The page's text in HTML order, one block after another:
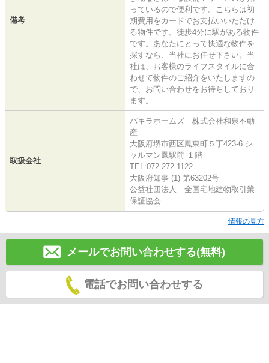
備考
っているので便利です。こちらは初
期費用をカードでお支払いいただけ
る物件です。徒歩4分に駅がある物件
です。あなたにとって快適な物件を
探すなら、当社にお任せ下さい。当
社は、お客様のライフスタイルに合
わせて物件のご紹介をいたしますの
で、お問い合わせをお待ちしており
ます。
取扱会社
パキラホームズ 株式会社和泉不動
産
大阪府堺市西区鳳東町５丁423-6 シ
ャルマン鳳駅前 １階
TEL:072-272-1122
大阪府知事 (1) 第63202号
公益社団法人 全国宅地建物取引業
保証協会
情報の見方
メールでお問い合わせする(無料)
電話でお問い合わせする